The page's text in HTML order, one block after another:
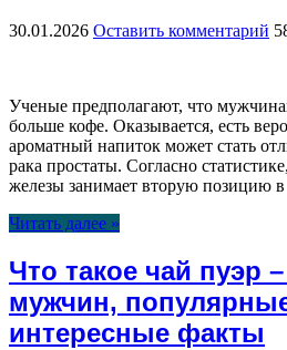
30.01.2026 Оставить комментарий
Ученые предполагают, что
больше кофе. Оказывается, есть
ароматный напиток может стать
рака простаты. Согласно
железы занимает вторую позицию в
Читать далее »
Что такое чай пуэр
мужчин,
интересные факты